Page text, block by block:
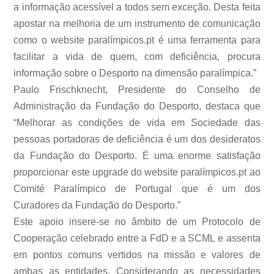
a informação acessível a todos sem exceção. Desta feita
apostar na melhoria de um instrumento de comunicação
como o website paralímpicos.pt é uma ferramenta para
facilitar a vida de quem, com deficiência, procura
informação sobre o Desporto na dimensão paralímpica.”
Paulo Frischknecht, Presidente do Conselho de
Administração da Fundação do Desporto, destaca que
“Melhorar as condições de vida em Sociedade das
pessoas portadoras de deficiência é um dos desideratos
da Fundação do Desporto. É uma enorme satisfação
proporcionar este upgrade do website paralímpicos.pt ao
Comité Paralímpico de Portugal que é um dos
Curadores da Fundação do Desporto.”
Este apoio insere-se no âmbito de um Protocolo de
Cooperação celebrado entre a FdD e a SCML e assenta
em pontos comuns vertidos na missão e valores de
ambas as entidades. Considerando as necessidades